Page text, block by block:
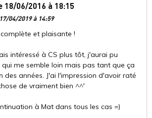
18/06/2016 à 18:15
04/2019 à 14:59
et plaisante !
intéressé à CS plus tôt, j'aurai pu
me semble loin mais pas tant que ça
des années. J'ai l'impression d'avoir raté
de vraiment bien ^^'
à Mat dans tous les cas =)